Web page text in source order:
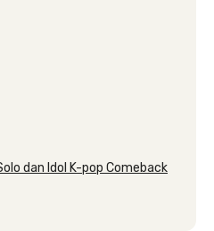
dan Idol K-pop Comeback